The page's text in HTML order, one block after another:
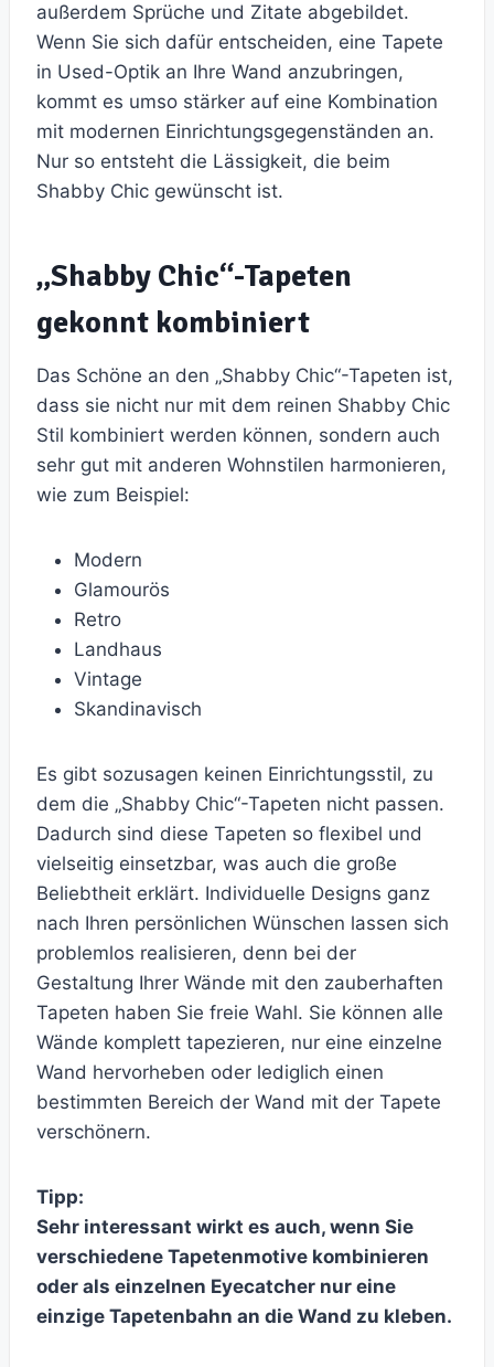
außerdem Sprüche und Zitate abgebildet.
Wenn Sie sich dafür entscheiden, eine Tapete
in Used-Optik an Ihre Wand anzubringen,
kommt es umso stärker auf eine Kombination
mit modernen Einrichtungsgegenständen an.
Nur so entsteht die Lässigkeit, die beim
Shabby Chic gewünscht ist.
„Shabby Chic“-Tapeten
gekonnt kombiniert
Das Schöne an den „Shabby Chic“-Tapeten ist,
dass sie nicht nur mit dem reinen Shabby Chic
Stil kombiniert werden können, sondern auch
sehr gut mit anderen Wohnstilen harmonieren,
wie zum Beispiel:
Modern
Glamourös
Retro
Landhaus
Vintage
Skandinavisch
Es gibt sozusagen keinen Einrichtungsstil, zu
dem die „Shabby Chic“-Tapeten nicht passen.
Dadurch sind diese Tapeten so flexibel und
vielseitig einsetzbar, was auch die große
Beliebtheit erklärt. Individuelle Designs ganz
nach Ihren persönlichen Wünschen lassen sich
problemlos realisieren, denn bei der
Gestaltung Ihrer Wände mit den zauberhaften
Tapeten haben Sie freie Wahl. Sie können alle
Wände komplett tapezieren, nur eine einzelne
Wand hervorheben oder lediglich einen
bestimmten Bereich der Wand mit der Tapete
verschönern.
Tipp:
Sehr interessant wirkt es auch, wenn Sie
verschiedene Tapetenmotive kombinieren
oder als einzelnen Eyecatcher nur eine
einzige Tapetenbahn an die Wand zu kleben.